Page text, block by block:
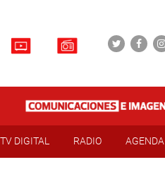
TV DIGITAL RADIO AGENDA